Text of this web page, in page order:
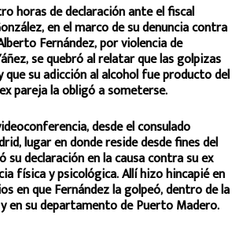
horas de declaración ante el fiscal
en el marco de su denuncia contra
Fernández, por violencia de
se quebró al relatar que las golpizas
que su adicción al alcohol fue producto del
pareja la obligó a someterse.
desde el consulado
lugar en donde reside desde fines del
su declaración en la causa contra su ex
física y psicológica. Allí hizo hincapié en
en que Fernández la golpeó, dentro de la
en su departamento de Puerto Madero.